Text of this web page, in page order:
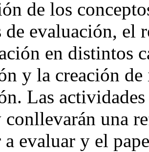
de los
de evaluación, el
en distintos
y la creación
Las
conllevarán una
a evaluar y el